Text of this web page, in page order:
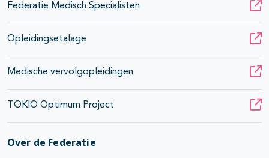
Federatie Medisch Specialisten
Opleidingsetalage
Medische vervolgopleidingen
TOKIO Optimum Project
Over de Federatie